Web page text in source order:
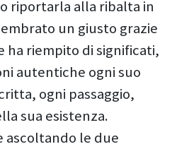
riportarla alla ribalta in
un giusto grazie
ha riempito di significati,
autentiche ogni suo
ogni passaggio,
sua esistenza.
ascoltando le due